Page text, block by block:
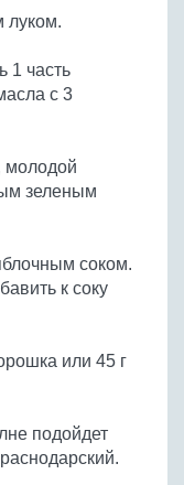
луком.
1 часть
с 3
молодой
зеленым
соком.
к соку
или 45 г
подойдет